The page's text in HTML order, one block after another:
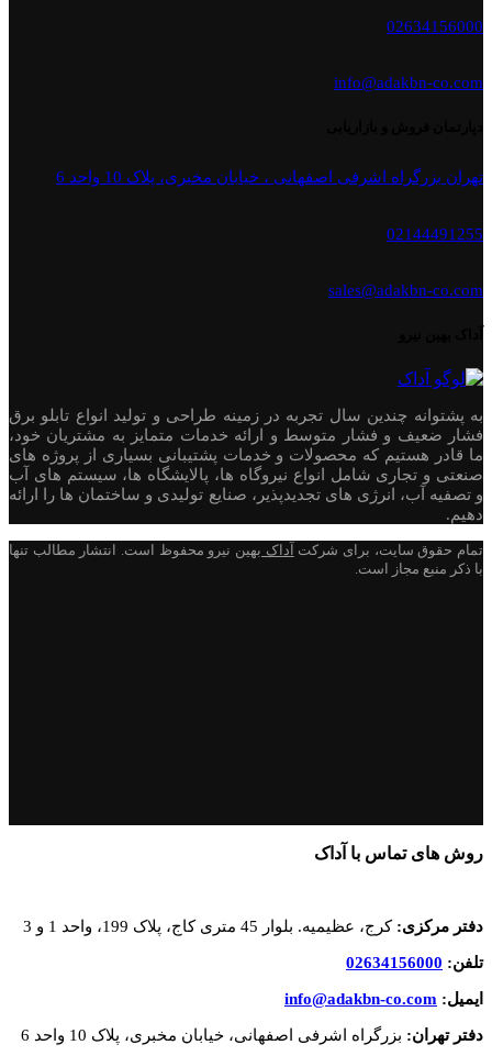
02634156000
info@adakbn-co.com
تهران بزرگراه اشرفی اصفهانی ، خیابان مخبری، پلاک 10 واحد 6
02144491255
sales@adakbn-co.com
به پشتوانه چندین سال تجربه در زمینه طراحی و تولید انواع تابلو برق
فشار ضعیف و فشار متوسط و ارائه خدمات متمایز به مشتریان خود،
ما قادر هستیم که محصولات و خدمات پشتیبانی بسیاری از پروژه های
صنعتی و تجاری شامل انواع نیروگاه ها، پالایشگاه ها، سیستم های آب
و تصفیه آب، انرژی های تجدیدپذیر، صنایع تولیدی و ساختمان ها را ارائه
دهیم.
تمام حقوق سایت، برای شرکت آداک بهین نیرو محفوظ است. انتشار مطالب تنها
با ذکر منبع مجاز است.
روش های تماس با آداک
دفتر مرکزی: کرج، عظیمیه. بلوار 45 متری کاج، پلاک 199، واحد 1 و 3
تلفن: 02634156000
ایمیل: info@adakbn-co.com
دفتر تهران: بزرگراه اشرفی اصفهانی، خیابان مخبری، پلاک 10 واحد 6